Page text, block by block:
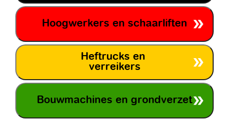
Hoogwerkers en schaarliften
Heftrucks en
verreikers
Bouwmachines en grondverzet